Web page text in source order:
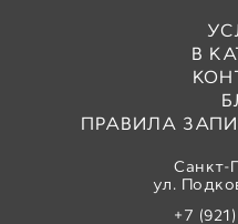
В
ПРАВИЛА
Санкт-
ул.
+7